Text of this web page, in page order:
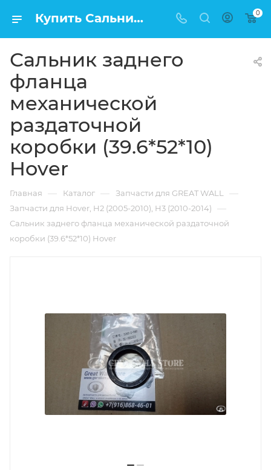
Купить Сальник заднего фланца механической раздаточной коробки (39.6*52*10) Hover в Москве по низкой цене 0
Сальник заднего
фланца
механической
раздаточной
коробки (39.6*52*10)
Hover
Главная — Каталог — Запчасти для GREAT WALL —
Запчасти для Hover, H2 (2005-2010), H3 (2010-2014) —
Сальник заднего фланца механической раздаточной
коробки (39.6*52*10) Hover